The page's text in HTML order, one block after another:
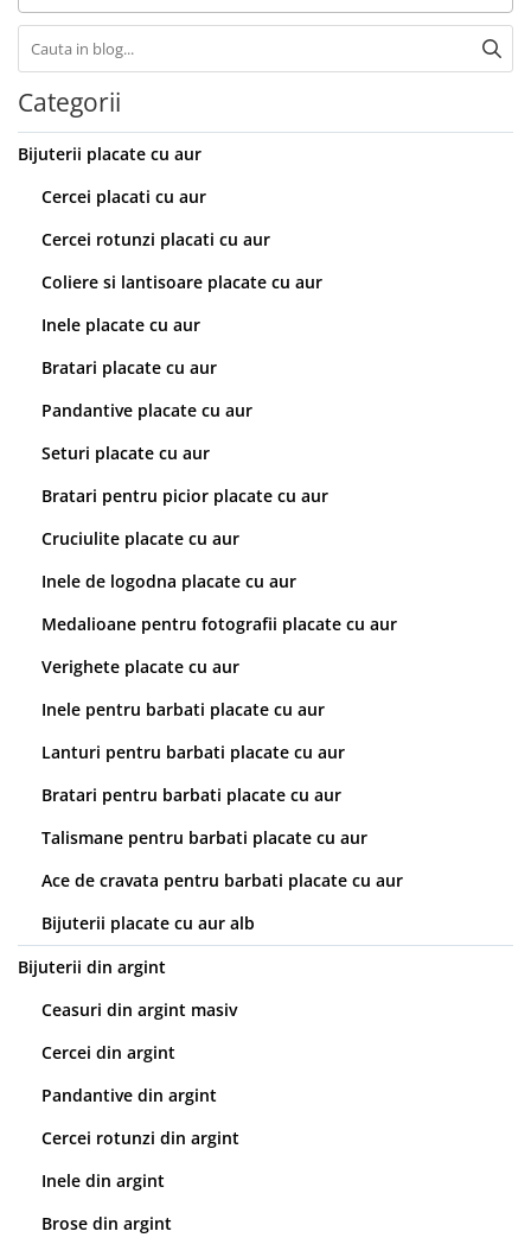
Categorii
Bijuterii placate cu aur
Cercei placati cu aur
Cercei rotunzi placati cu aur
Coliere si lantisoare placate cu aur
Inele placate cu aur
Bratari placate cu aur
Pandantive placate cu aur
Seturi placate cu aur
Bratari pentru picior placate cu aur
Cruciulite placate cu aur
Inele de logodna placate cu aur
Medalioane pentru fotografii placate cu aur
Verighete placate cu aur
Inele pentru barbati placate cu aur
Lanturi pentru barbati placate cu aur
Bratari pentru barbati placate cu aur
Talismane pentru barbati placate cu aur
Ace de cravata pentru barbati placate cu aur
Bijuterii placate cu aur alb
Bijuterii din argint
Ceasuri din argint masiv
Cercei din argint
Pandantive din argint
Cercei rotunzi din argint
Inele din argint
Brose din argint